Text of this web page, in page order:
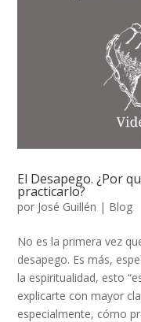
El Desapego. ¿Por
practicarlo?
por José Guillén | Blog
No es la primera vez
desapego. Es más,
la espiritualidad, esto
explicarte con mayor
especialmente, cómo